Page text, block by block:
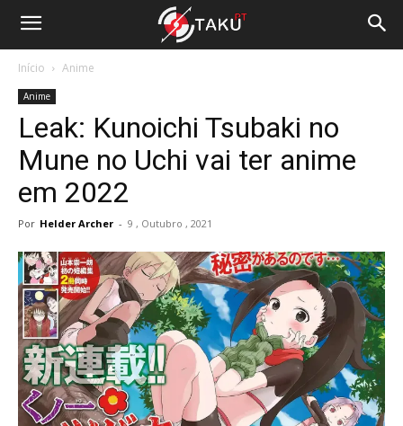
Início Anime
Anime
Leak: Kunoichi Tsubaki no
Mune no Uchi vai ter anime
em 2022
Por Helder Archer - 9 , Outubro , 2021